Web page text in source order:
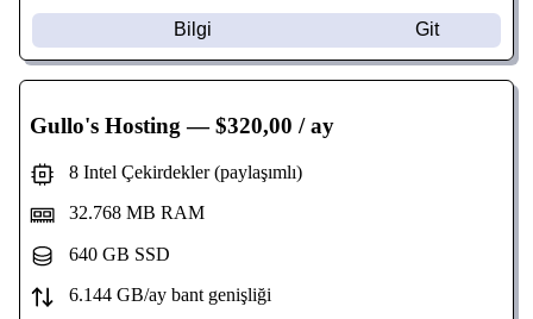
Bilgi Git
Gullo's Hosting — $320,00 / ay
8 Intel Çekirdekler (paylaşımlı)
32.768 MB RAM
640 GB SSD
6.144 GB/ay bant genişliği